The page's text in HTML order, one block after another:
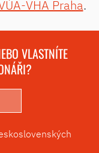
VHA Praha.
VLASTNÍTE